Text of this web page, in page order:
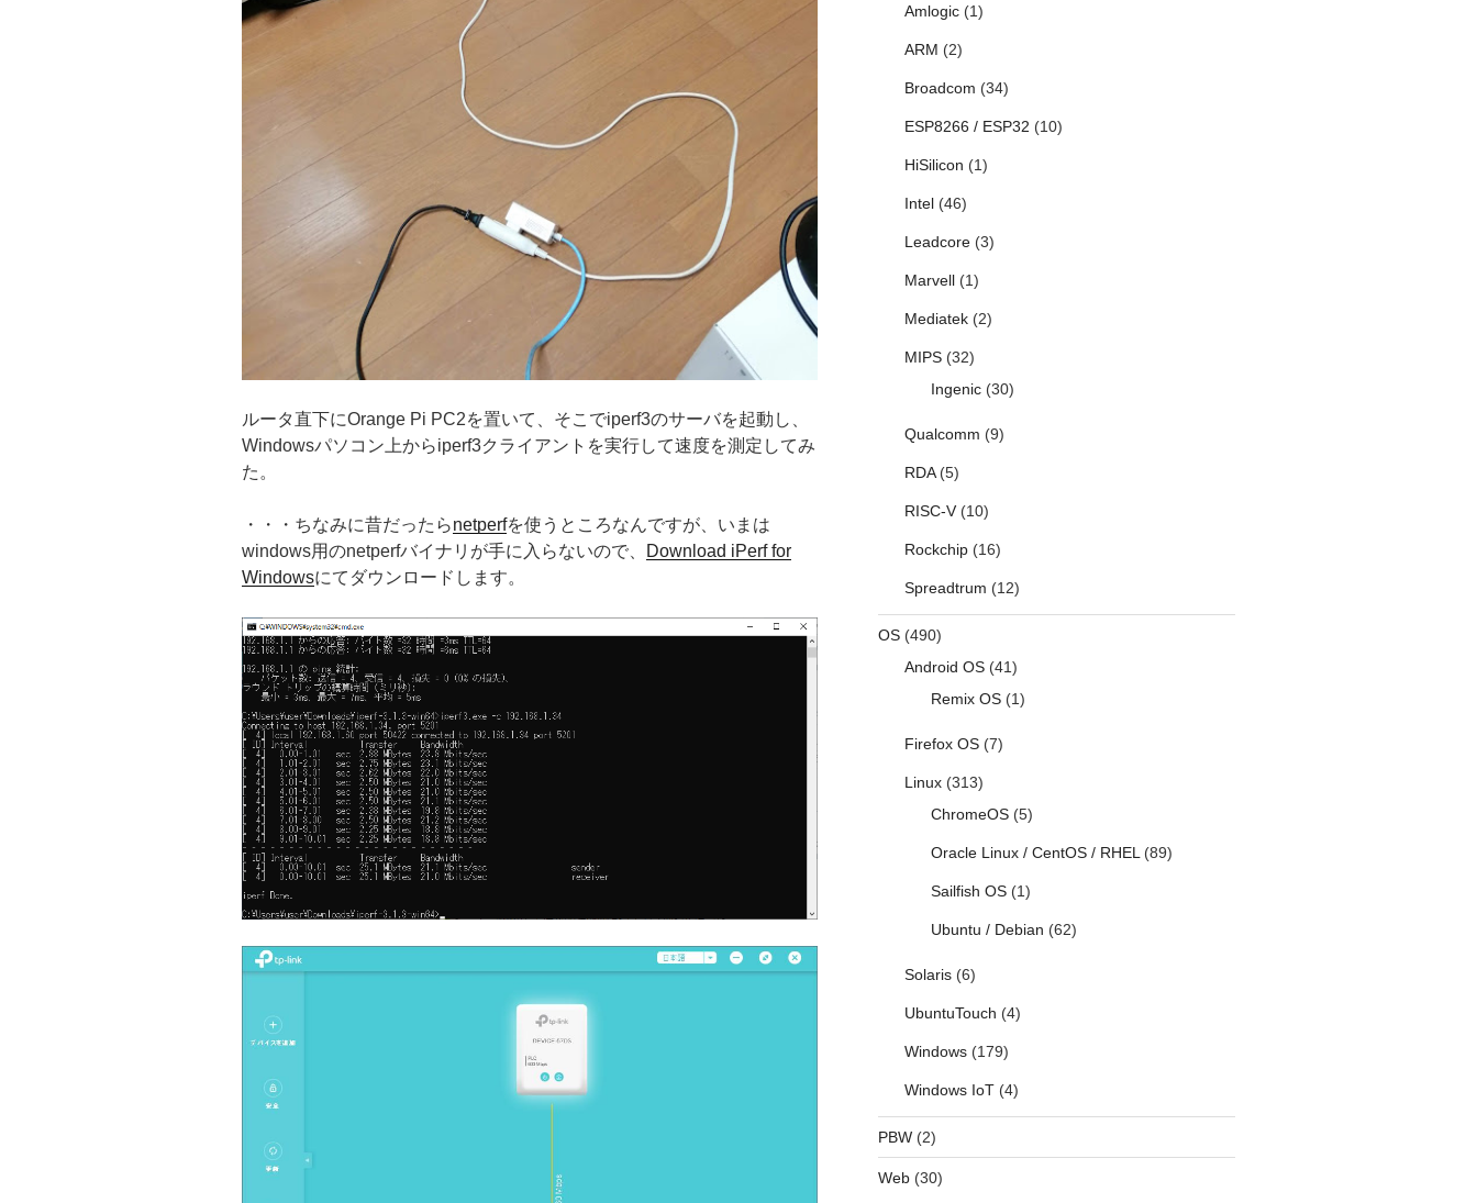
ルータ直下にOrange Pi PC2を置いて、そこでiperf3のサーバを起動し、
Windowsパソコン上からiperf3クライアントを実行して速度を測定してみ
た。
・・・ちなみに昔だったらnetperfを使うところなんですが、いまは
windows用のnetperfバイナリが手に入らないので、
Download iPerf for
Windowsにてダウンロードします。
Amlogic(1)
ARM (2)
Broadcom (34)
ESP8266 / ESP32 (10)
HiSilicon (1)
Intel(46)
Leadcore(3)
Marvell(1)
Mediatek(2)
MIPS(32)
Ingenic(30)
Qualcomm (9)
RDA(5)
RISC-V(10)
Rockchip(16)
Spreadtrum (12)
OS(490)
Android OS(41)
Remix OS(1)
Firefox OS(7)
Linux(313)
ChromeOS(5)
Oracle Linux / CentOS / RHEL (89)
Sailfish OS(1)
Ubuntu / Debian (62)
Solaris(6)
UbuntuTouch (4)
Windows(179)
Windows IoT(4)
PBW(2)
Web(30)